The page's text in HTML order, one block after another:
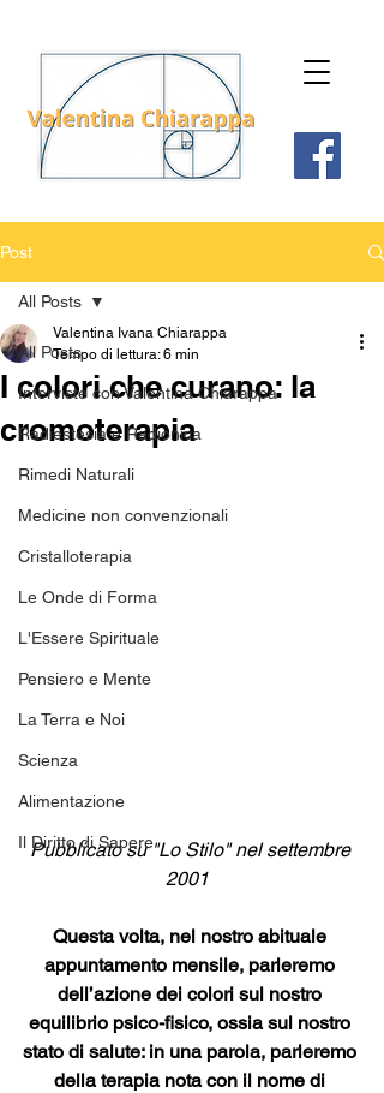
Post
All Posts
Interviste con Valentina Chiarappa
Radiestesia e Radionica
Rimedi Naturali
Medicine non convenzionali
Cristalloterapia
Le Onde di Forma
L'Essere Spirituale
Pensiero e Mente
La Terra e Noi
Scienza
Alimentazione
Il Diritto di Sapere
All Posts
I colori che curano: la
cromoterapia
Valentina Ivana Chiarappa
Tempo di lettura: 6 min
Pubblicato su "Lo Stilo" nel settembre
2001
Questa volta, nel nostro abituale
appuntamento mensile, parleremo
dell’azione dei colori sul nostro
equilibrio psico-fisico, ossia sul nostro
stato di salute: in una parola, parleremo
della terapia nota con il nome di